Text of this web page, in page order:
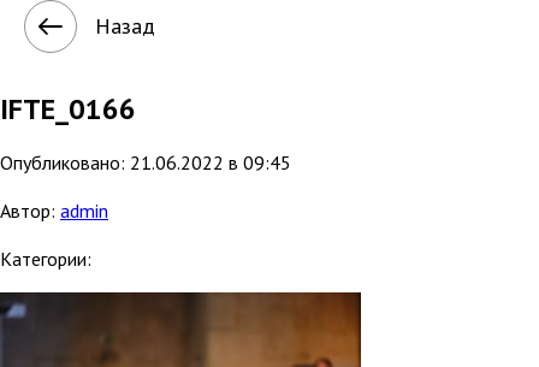
Назад
IFTE_0166
Опубликовано: 21.06.2022 в 09:45
Автор: admin
Категории: